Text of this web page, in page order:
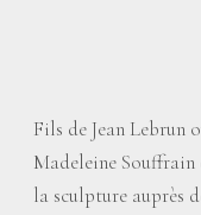
Fils de Jean Lebrun
Madeleine
la sculpture auprès